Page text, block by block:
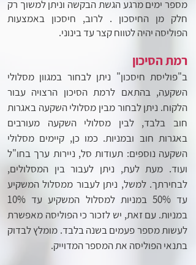
מספר ימים מרגע הגשת הבקשה וניתן למשוך רק
חלק מן החיסכון . לרוב, חיסכון באמצעות
הפוליסה יהיה לטווח קצר עד בינוני.
רמת הסיכון
ב"פוליסת חיסכון" ניתן לבחור במגוון מסלולי
השקעה, בהתאם לרמת הסיכון הרצויה עבור
הלקוח. ניתן לבחור מבין מסלולי השקעה באגרות
חוב בלבד, לבין מסלולי השקעה מעורבים
באגרות חוב ובמניות. כמו כן, קיימים מסלולי
השקעה נוספים: תעודות סל, ניירות ערך בחו"ל
ועוד. מעת לעת, ניתן לעבור בין המסלולים,
לבחירתך. למשל, ניתן לעבור ממסלול המשקיע
עד 50% במניות למסלול המשקיע
עד 10%
במניות. עם זאת, יש לזכור כי הפוליסה מאפשרת
לעשות מספר פעמים בשנה בלבד. מומלץ לבדוק
בתנאי הפוליסה את המספרהמדוייק.